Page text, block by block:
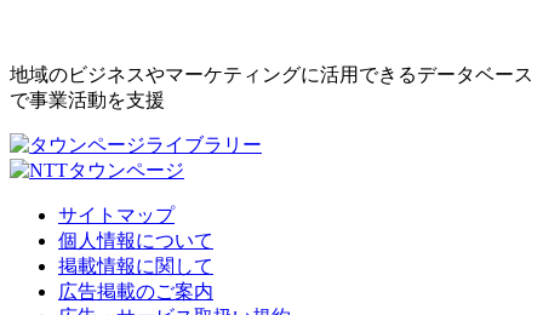
地域のビジネスやマーケティングに活用できるデータベース
で事業活動を支援
サイトマップ
個人情報について
掲載情報に関して
広告掲載のご案内